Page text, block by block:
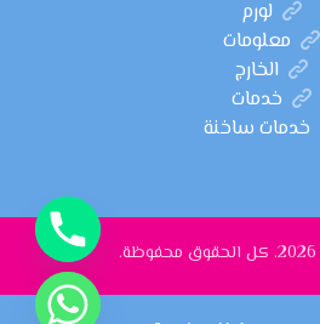
لورم
معلومات
الخارج
خدمات
خدمات ساخنة